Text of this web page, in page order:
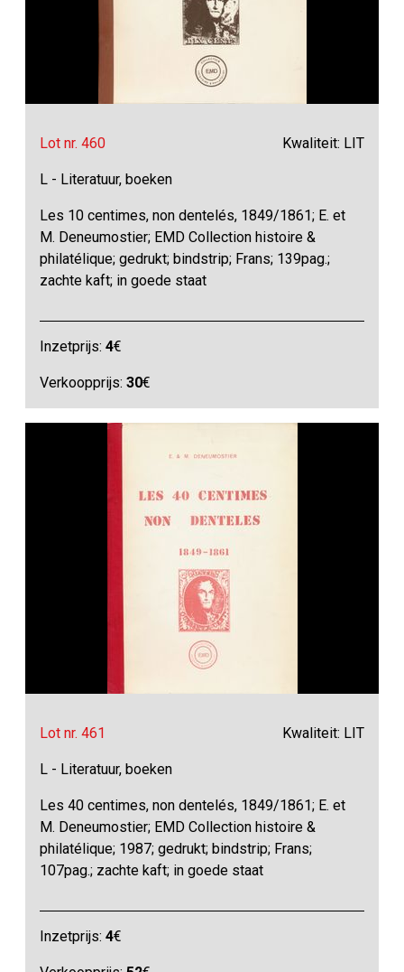
Lot nr. 460 Kwaliteit: LIT
L - Literatuur, boeken
Les 10 centimes, non dentelés, 1849/1861; E. et
M. Deneumostier; EMD Collection histoire &
philatélique; gedrukt; bindstrip; Frans; 139pag.;
zachte kaft; in goede staat
Inzetprijs:4€
Verkoopprijs:30€
Lot nr. 461 Kwaliteit: LIT
L - Literatuur, boeken
Les 40 centimes, non dentelés, 1849/1861; E. et
M. Deneumostier; EMD Collection histoire &
philatélique; 1987; gedrukt; bindstrip; Frans;
107pag.; zachte kaft; in goede staat
Inzetprijs:4€